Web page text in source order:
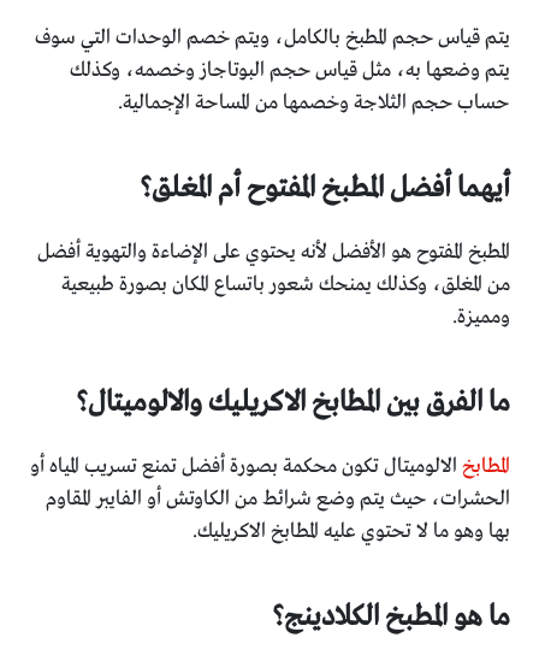
يتم قياس حجم المطبخ بالكامل، ويتم خصم الوحدات التي سوف
يتم وضعها به، مثل قياس حجم البوتاجاز وخصمه، وكذلك
حساب حجم الثلاجة وخصمها من المساحة الإجمالية.
أيهما أفضل المطبخ المفتوح أم المغلق؟
المطبخ المفتوح هو الأفضل لأنه يحتوي على الإضاءة والتهوية أفضل
من المغلق، وكذلك يمنحك شعور باتساع المكان بصورة طبيعية
ومميزة.
ما الفرق بين المطابخ الاكريليك والالوميتال؟
المطابخ الالوميتال تكون محكمة بصورة أفضل تمنع تسريب المياه أو
الحشرات، حيث يتم وضع شرائط من الكاوتش أو الفايبر المقاوم
بها وهو ما لا تحتوي عليه المطابخ الاكريليك.
ما هو المطبخ الكلادينج؟